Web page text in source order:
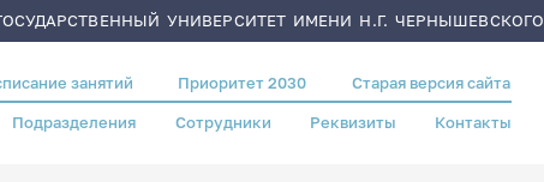
УНИВЕРСИТЕТ ИМЕНИ Н.Г. ЧЕРНЫШЕВСКОГО
занятий Приоритет 2030 Старая версия сайта
Подразделения Сотрудники Реквизиты Контакты